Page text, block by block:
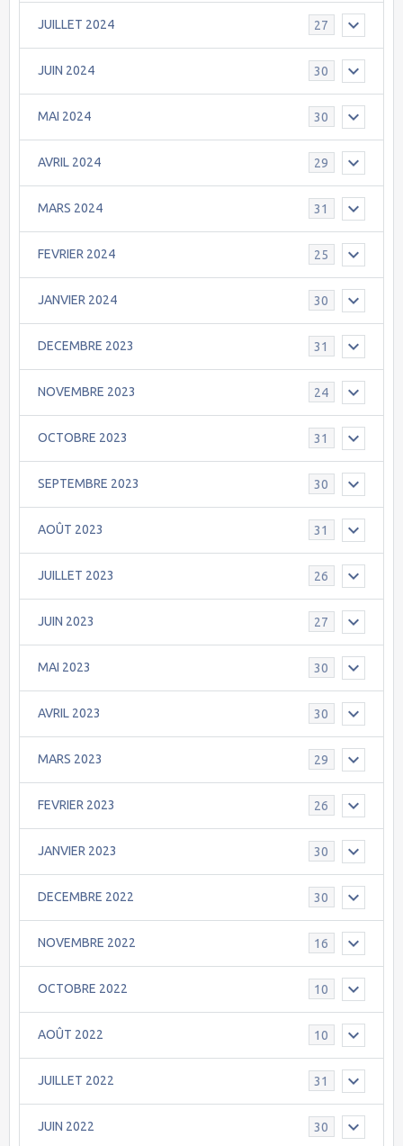
JUILLET 2024 27
JUIN 2024 30
MAI 2024 30
AVRIL 2024 29
MARS 2024 31
FEVRIER 2024 25
JANVIER 2024 30
DECEMBRE 2023 31
NOVEMBRE 2023 24
OCTOBRE 2023 31
SEPTEMBRE 2023 30
AOÛT 2023 31
JUILLET 2023 26
JUIN 2023 27
MAI 2023 30
AVRIL 2023 30
MARS 2023 29
FEVRIER 2023 26
JANVIER 2023 30
DECEMBRE 2022 30
NOVEMBRE 2022 16
OCTOBRE 2022 10
AOÛT 2022 10
JUILLET 2022 31
JUIN 2022 30